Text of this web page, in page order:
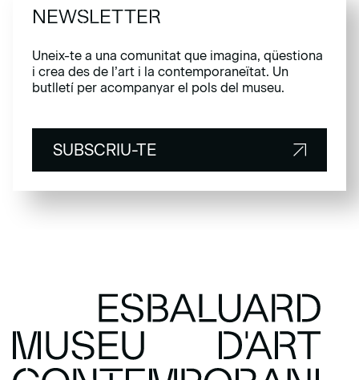
NEWSLETTER
Uneix-te a una comunitat que imagina, qüestiona
i crea des de l’art i la contemporaneïtat. Un
butlletí per acompanyar el pols del museu.
SUBSCRIU-TE
SUBSCRIU-TE